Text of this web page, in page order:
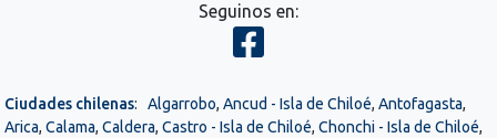
Seguinos en:
Ciudades chilenas: Algarrobo, Ancud - Isla de Chiloé, Antofagasta,
Arica, Calama, Caldera, Castro - Isla de Chiloé, Chonchi - Isla de Chiloé,